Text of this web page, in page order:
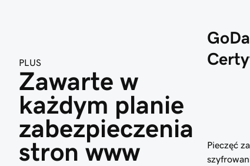
PLUS
Zawarte w
każdym planie
zabezpieczenia
stron www
Pieczęć